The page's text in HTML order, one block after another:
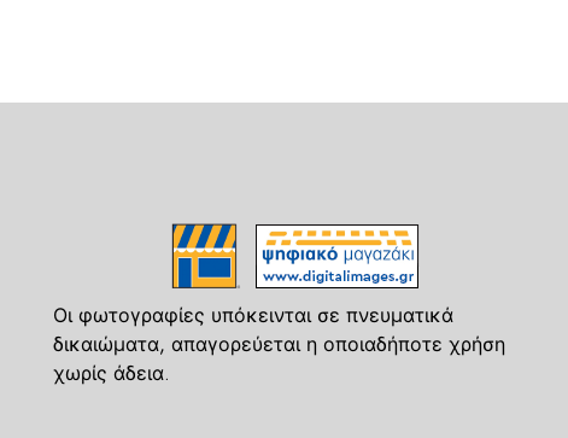
Οι φωτογραφίες υπόκεινται σε πνευματικά
δικαιώματα, απαγορεύεται η οποιαδήποτε χρήση
χωρίς άδεια.